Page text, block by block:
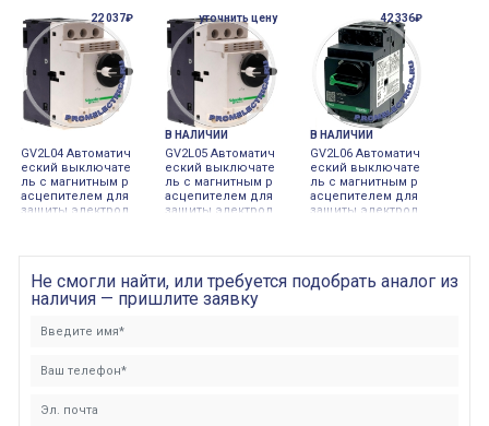
стью до 75 кВатт,
18 Ампер, Schnei
der Electric
стью до 75 кВатт,
25 Ампер, Schnei
der Electric
стью до 75 кВатт,
32 Ампер, Schnei
der Electric
22 037₽
GV2L04 Автоматич
еский выключате
ль с магнитным р
асцепителем для
защиты электрод
уточнить цену
В НАЛИЧИИ
GV2L05 Автоматич
еский выключате
ль с магнитным р
асцепителем для
защиты электрод
42 336₽
В НАЛИЧИИ
GV2L06 Автоматич
еский выключате
ль с магнитным р
асцепителем для
защиты электрод
Не смогли найти, или требуется подобрать аналог из
наличия — пришлите заявку